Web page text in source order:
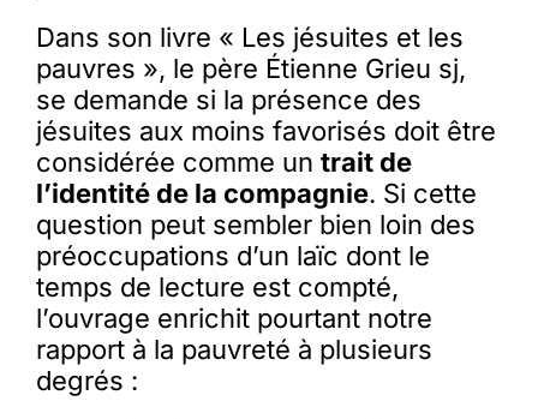
Dans son livre « Les jésuites et les
pauvres », le père Étienne Grieu sj,
se demande si la présence des
jésuites aux moins favorisés doit être
considérée comme un trait de
l’identité de la compagnie. Si cette
question peut sembler bien loin des
préoccupations d’un laïc dont le
temps de lecture est compté,
l’ouvrage enrichit pourtant notre
rapport à la pauvreté à plusieurs
degrés :